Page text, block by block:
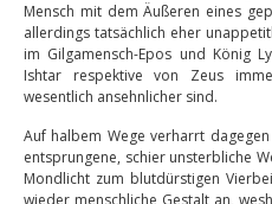
Mensch mit dem Äußeren eines
allerdings tatsächlich eher
im Gilgamensch-Epos und König
Ishtar respektive von Zeus
wesentlich ansehnlicher sind.
Auf halbem Wege verharrt
entsprungene, schier unsterbliche
Mondlicht zum blutdürstigen
wieder menschliche Gestalt an,